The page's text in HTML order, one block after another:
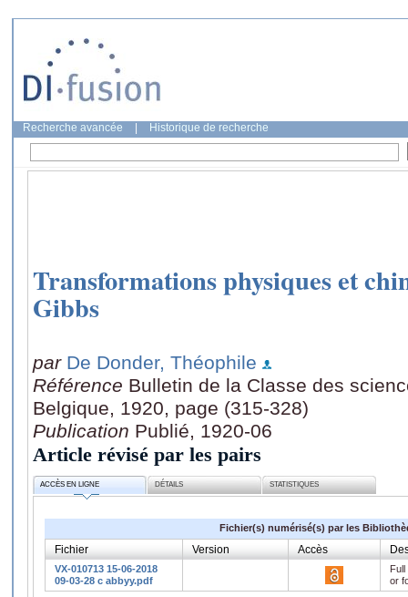
Recherche avancée Historique de recherche
Transformations physiques et
Gibbs
par De Donder, Théophile
Référence Bulletin de la Classe des
Belgique, 1920, page (315-328)
Publication Publié, 1920-06
Article révisé par les pairs
ACCÈS EN LIGNE DÉTAILS STATISTIQUES
Fichier(s) numérisé(s) par les
Fichier Version Accès
VX-010713 15-06-2018
09-03-28 c abbyy.pdf
or